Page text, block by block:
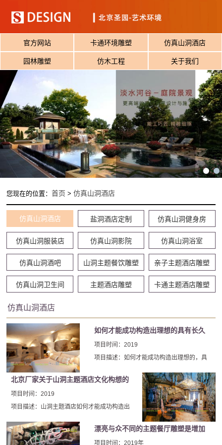
官方网站 卡通环境雕塑 仿真山洞酒店
园林雕塑 仿木工程 关于我们
您现在的位置：首页 >仿真山洞酒店
仿真山洞酒店 盐洞酒店定制 仿真山洞健身房
仿真山洞服装店 仿真山洞影院 仿真山洞浴室
仿真山洞酒吧 山洞主题餐饮雕塑 亲子主题酒店雕塑
仿真山洞卫生间 主题酒店雕塑 卡通主题酒店雕塑
仿真山洞酒店
如何才能成功构造出理想的具有长久
生命力的山洞主题酒店呢
项目时间：2019
项目描述：如何才能成功构造出理想的，具
怀与营收兼顾呢?北京厂家从事多年山洞主题
酒店装饰行业，有以下有几点经验想和大家
一起探讨。
北京厂家关于山洞主题酒店文化构想的
一些建议
项目时间：2019
项目描述：山洞主题酒店如何才能成功构造出
方面的原因。其中之一来自消费市场层面上，
消费升级背景下消费者对山洞主题酒店青睐偏
漂亮与众不同的主题餐厅雕塑是增加
客流的一种重要手段
项目时间：2019年